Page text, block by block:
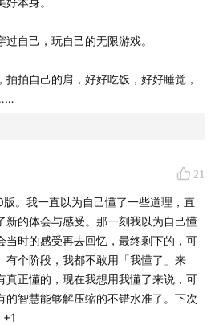
、享受生活。」
自己，玩自己的无限游戏。
拍拍自己的肩，好好吃饭，好好睡觉，
21
。我一直以为自己懂了一些道理，直
新的体会与感受。那一刻我以为自己懂
当时的感受再去回忆，最终剩下的，可
有个阶段，我都不敢用「我懂了」来
真正懂的，现在我想用我懂了来说，可
的智慧能够解压缩的不错水准了。下次